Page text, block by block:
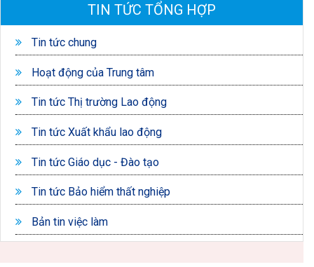
TIN TỨC TỔNG HỢP
Tin tức chung
Hoạt động của Trung tâm
Tin tức Thị trường Lao động
Tin tức Xuất khẩu lao động
Tin tức Giáo dục - Đào tạo
Tin tức Bảo hiểm thất nghiệp
Bản tin việc làm